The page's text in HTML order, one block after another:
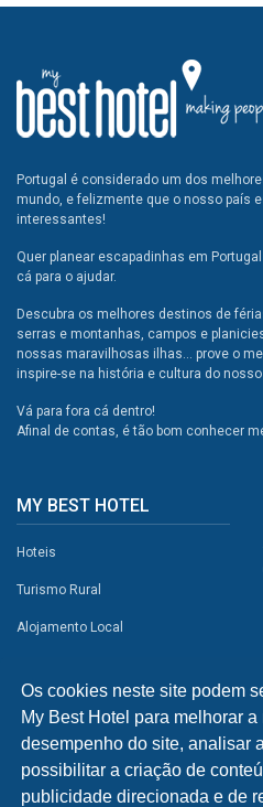
Os cookies neste site podem
My Best Hotel para melhorar
desempenho do site, analisar
possibilitar a criação de
publicidade direcionada e de
Portugal é considerado um dos
mundo, e felizmente que o nosso país
interessantes!
Quer planear escapadinhas em
cá para o ajudar.
Descubra os melhores destinos de
serras e montanhas, campos e
nossas maravilhosas ilhas... prove o
inspire-se na história e cultura do nosso
Vá para fora cá dentro!
Afinal de contas, é tão bom conhecer
MY BEST HOTEL
Hoteis
Turismo Rural
Alojamento Local
Campismo
Atividades
Restaurantes